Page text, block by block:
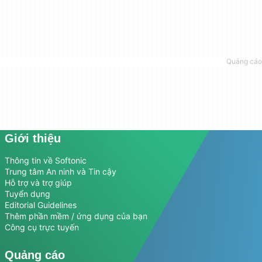
Giới thiệu
Thông tin về Softonic
Trung tâm An ninh và Tin cậy
Hỗ trợ và trợ giúp
Tuyển dụng
Editorial Guidelines
Thêm phần mềm / ứng dụng của bạn
Công cụ trực tuyến
Quảng cáo